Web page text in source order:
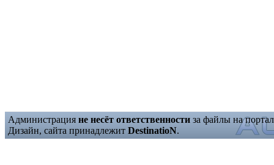
Администрация не несёт ответственности за файлы на
Дизайн, сайта принадлежит DestinatioN.